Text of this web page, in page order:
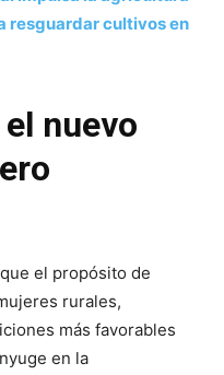
resguardar cultivos en
nuevo
el propósito de
rurales,
más favorables
en la